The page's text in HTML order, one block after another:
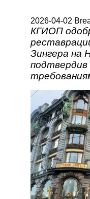
2026-04-02
КГИОП
Зингера на